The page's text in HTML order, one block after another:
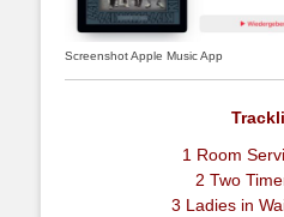
Screenshot Apple Music App
1 Room
2 Two
3 Ladies in